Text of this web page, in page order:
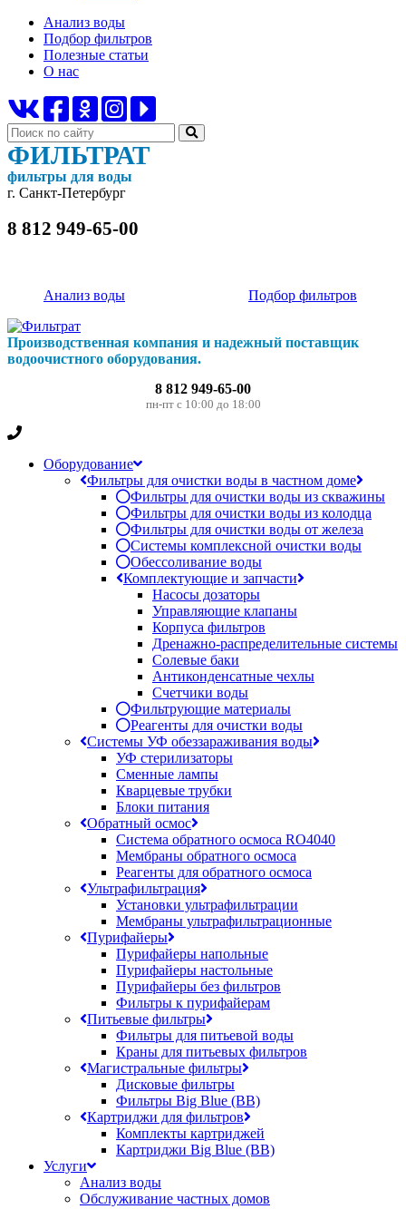
Анализ воды
Подбор фильтров
Полезные статьи
О нас
ФИЛЬТРАТ
фильтры для воды
г. Санкт-Петербург
8 812 949-65-00
Анализ воды Подбор фильтров
Производственная компания и надежный поставщик
водоочистного оборудования.
8 812 949-65-00
пн-пт с 10:00 до 18:00
Оборудование
Фильтры для очистки воды в частном доме
Фильтры для очистки воды из скважины
Фильтры для очистки воды из колодца
Фильтры для очистки воды от железа
Системы комплексной очистки воды
Обессоливание воды
Комплектующие и запчасти
Насосы дозаторы
Управляющие клапаны
Корпуса фильтров
Дренажно-распределительные системы
Солевые баки
Антиконденсатные чехлы
Счетчики воды
Фильтрующие материалы
Реагенты для очистки воды
Системы УФ обеззараживания воды
УФ стерилизаторы
Сменные лампы
Кварцевые трубки
Блоки питания
Обратный осмос
Система обратного осмоса RO4040
Мембраны обратного осмоса
Реагенты для обратного осмоса
Ультрафильтрация
Установки ультрафильтрации
Мембраны ультрафильтрационные
Пурифайеры
Пурифайеры напольные
Пурифайеры настольные
Пурифайеры без фильтров
Фильтры к пурифайерам
Питьевые фильтры
Фильтры для питьевой воды
Краны для питьевых фильтров
Магистральные фильтры
Дисковые фильтры
Фильтры Big Blue (BB)
Картриджи для фильтров
Комплекты картриджей
Картриджи Big Blue (BB)
Услуги
Анализ воды
Обслуживание частных домов